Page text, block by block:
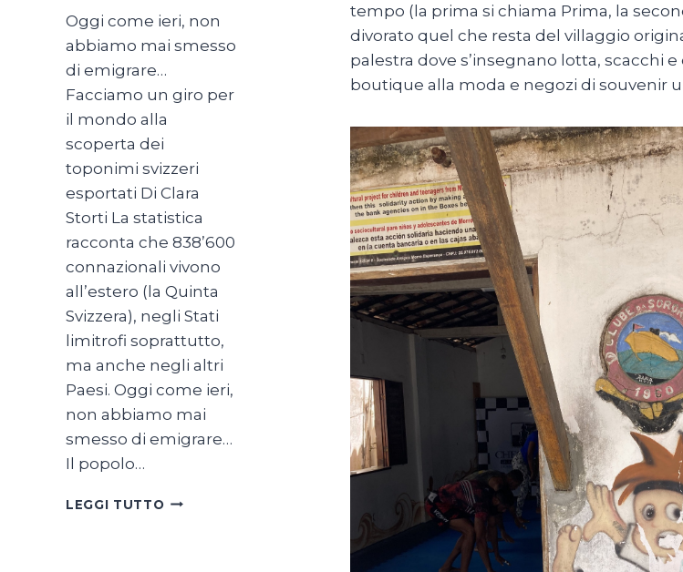
tempo (la prima si chiama Prima, la
divorato quel che resta del villaggio
palestra dove s’insegnano lotta, scacchi
boutique alla moda e negozi di souvenir
Oggi come ieri, non
abbiamo mai smesso
di emigrare…
Facciamo un giro per
il mondo alla
scoperta dei
toponimi svizzeri
esportati Di Clara
Storti La statistica
racconta che 838’600
connazionali vivono
all’estero (la Quinta
Svizzera), negli Stati
limitrofi soprattutto,
ma anche negli altri
Paesi. Oggi come ieri,
non abbiamo mai
smesso di emigrare…
Il popolo…
LEGGI TUTTO SON